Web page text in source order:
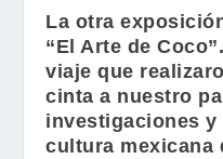
La otra
“El Arte de Coco”
viaje que
cinta a nuestro
investigaciones
cultura mexicana